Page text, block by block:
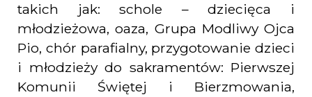
takich jak: schole – dziecięca i
młodzieżowa, oaza, Grupa Modliwy Ojca
Pio, chór parafialny, przygotowanie dzieci
i młodzieży do sakramentów: Pierwszej
Komunii Świętej i Bierzmowania,